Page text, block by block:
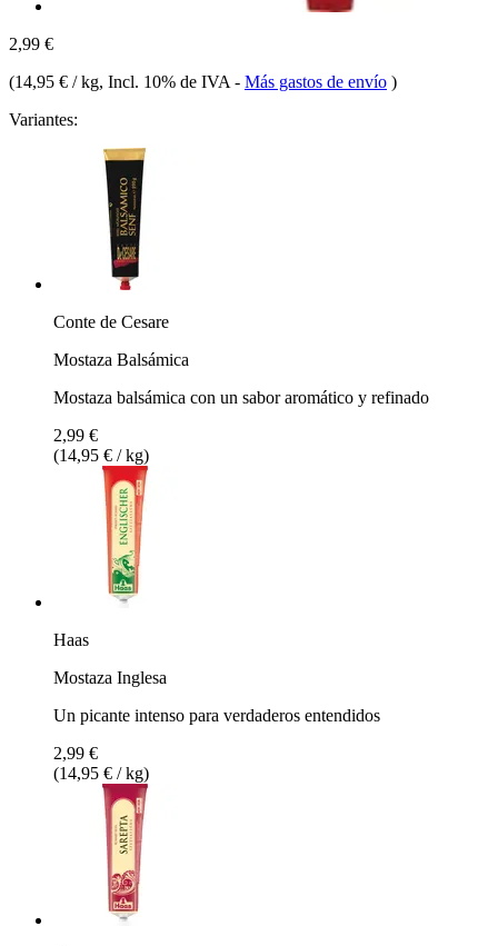
2,99 €
(14,95 € / kg, Incl. 10% de IVA - Más gastos de envío )
Variantes:
Conte de Cesare
Mostaza Balsámica
Mostaza balsámica con un sabor aromático y refinado
2,99 €
(14,95 € / kg)
Haas
Mostaza Inglesa
Un picante intenso para verdaderos entendidos
2,99 €
(14,95 € / kg)